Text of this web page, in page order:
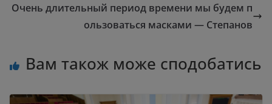
Очень длительный период времени мы будем п
ользоваться масками — Степанов
Вам також може сподобатись